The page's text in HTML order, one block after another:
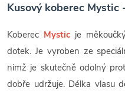
Kusový koberec
Koberec Mystic je
dotek. Je vyroben ze
nimž je skutečně odolný
dobře udržuje. Délka vlasu